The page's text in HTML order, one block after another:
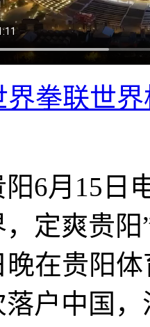
界拳联世
阳6月15日
定爽贵
晚在贵阳
户中国